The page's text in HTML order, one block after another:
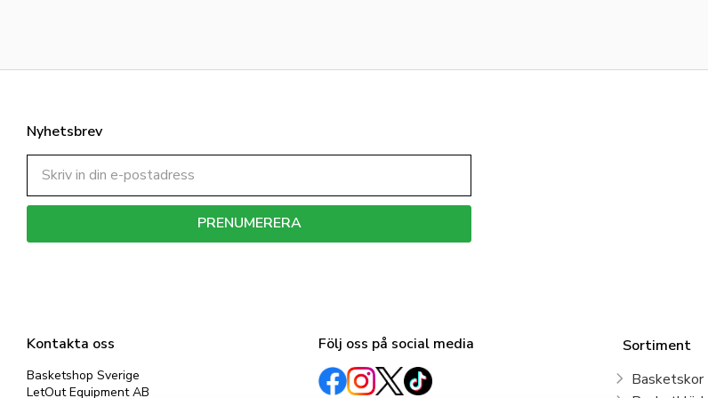
Kontakta oss
Basketshop Sverige
LetOut Equipment AB
Följ oss på social media
Sortiment
Basketskor
Nyhetsbrev
PRENUMERERA